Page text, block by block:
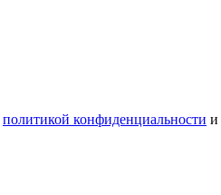
политикой конфиденциальности и